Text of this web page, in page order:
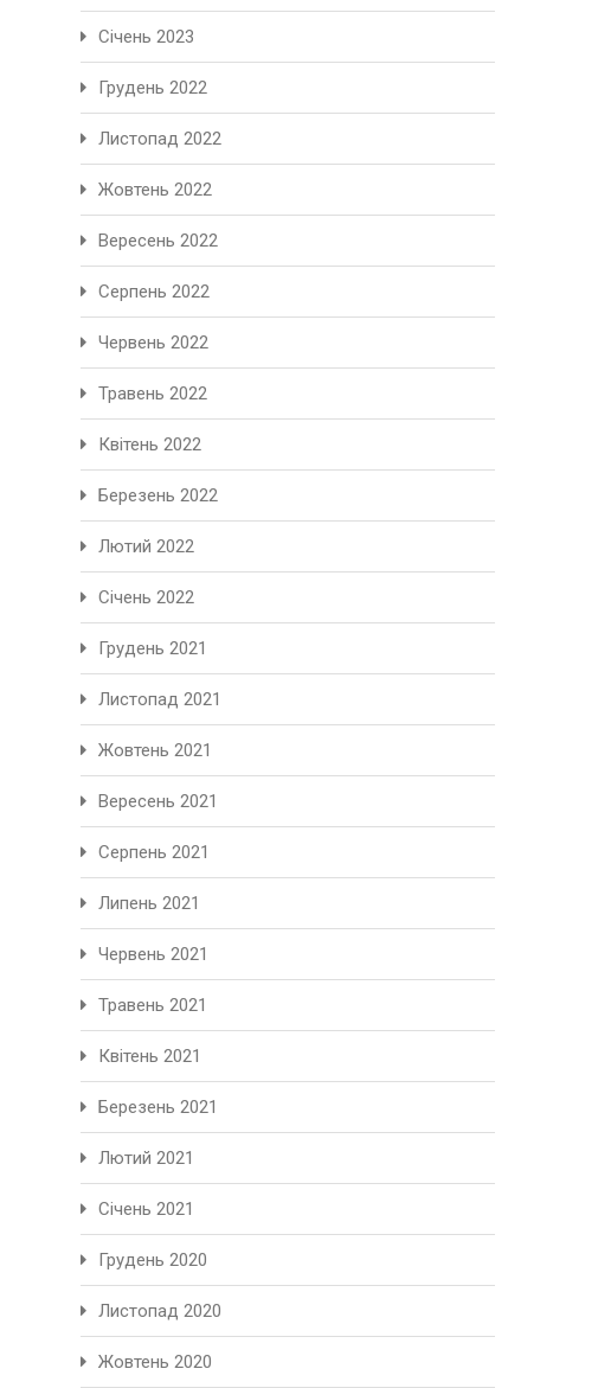
Січень 2023
Грудень 2022
Листопад 2022
Жовтень 2022
Вересень 2022
Серпень 2022
Червень 2022
Травень 2022
Квітень 2022
Березень 2022
Лютий 2022
Січень 2022
Грудень 2021
Листопад 2021
Жовтень 2021
Вересень 2021
Серпень 2021
Липень 2021
Червень 2021
Травень 2021
Квітень 2021
Березень 2021
Лютий 2021
Січень 2021
Грудень 2020
Листопад 2020
Жовтень 2020